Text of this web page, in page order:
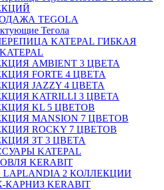
TEGOLA
Тегола
ГИБКАЯ
AMBIENT 3 ЦВЕТА
FORTE 4 ЦВЕТА
JAZZY 4 ЦВЕТА
KATRILLI 3 ЦВЕТА
KL 5 ЦВЕТОВ
MANSION 7 ЦВЕТОВ
ROCKY 7 ЦВЕТОВ
ЗТ 3 ЦВЕТА
KATEPAL
KERABIT
2 КОЛЛЕКЦИИ
КАРНИЗ KERABIT